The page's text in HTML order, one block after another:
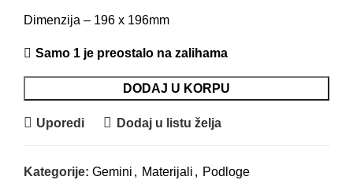
Dimenzija – 196 x 196mm
Samo 1 je preostalo na zalihama
DODAJ U KORPU
Uporedi Dodaj u listu želja
Kategorije: Gemini , Materijali , Podloge